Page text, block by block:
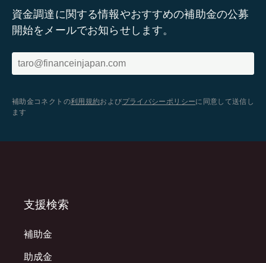
資金調達に関する情報やおすすめの補助金の公募
開始をメールでお知らせします。
補助金コネクトの利用規約およびプライバシーポリシーに同意して送信し
ます
支援検索
補助金
助成金